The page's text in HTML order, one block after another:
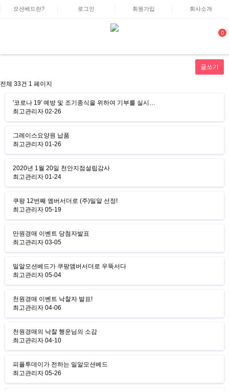
모션베드란? 로그인 회원가입 회사소개
0
글쓰기
전체 33건 1 페이지
'코로나 19' 예방 및 조기종식을 위하여 기부를 실시…
최고관리자 02-26
그레이스요양원 납품
최고관리자 01-26
2020년 1월 20일 천안지점설립감사
최고관리자 01-24
쿠팡 12번째 엠버서더로 (주)밀알 선정!
최고관리자 05-19
만원경매 이벤트 당첨자발표
최고관리자 03-05
밀알모션베드가 쿠팡앰버서더로 우뚝서다
최고관리자 05-04
천원경매 이벤트 낙찰자 발표!
최고관리자 04-06
천원경매의 낙찰 행운님의 소감
최고관리자 04-10
피플투데이가 전하는 밀알모션베드
최고관리자 05-26